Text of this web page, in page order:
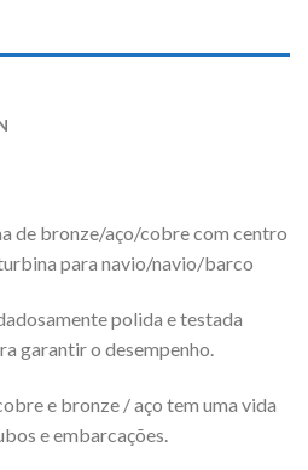
de bronze/aço/cobre com centro
para navio/navio/barco
polida e testada
garantir o desempenho.
e bronze / aço tem uma vida
e embarcações.